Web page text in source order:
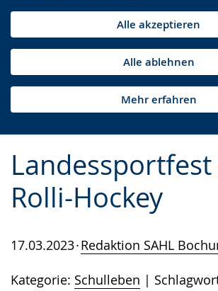
Alle akzeptieren
Alle ablehnen
Mehr erfahren
Rolli-Hockey
17.03.2023 Redaktion SAHL
Kategorie: Schulleben